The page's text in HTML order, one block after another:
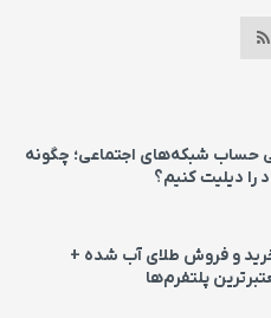
شبکه‌های اجتماعی؛ چگونه
را دیلیت کنیم؟
و فروش طلای آب شده +
پلتفرم‌ها